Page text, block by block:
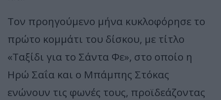
Τον προηγούμενο μήνα κυκλοφόρησε το
πρώτο κομμάτι του δίσκου, με τίτλο
«Ταξίδι για το Σάντα Φε», στο οποίο η
Ηρώ Σαΐα και ο Μπάμπης Στόκας
ενώνουν τις φωνές τους, προϊδεάζοντας